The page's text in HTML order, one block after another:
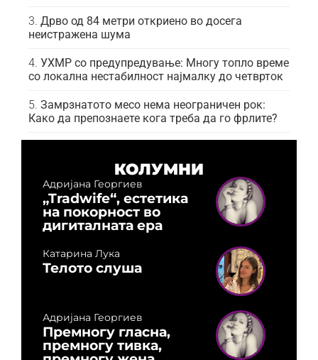
Дрво од 84 метри откриено во досега
неистражена шума
УХМР со предупредување: Многу топло време
со локална нестабилност најмалку до четврток
Замрзнатото месо нема неограничен рок:
Како да препознаете кога треба да го фрлите?
КОЛУМНИ
Адријана Георгиев
„Tradwife“, естетика
на покорност во
дигиталната ера
Катарина Лука
Телото слуша
Адријана Георгиев
Премногу гласна,
премногу тивка,